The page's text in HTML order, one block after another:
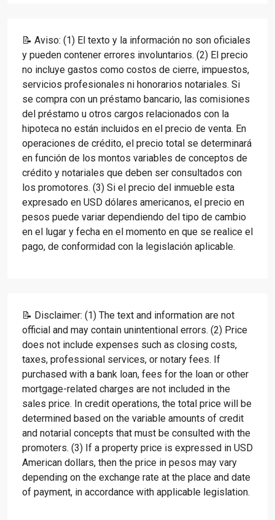
📝 Aviso: (1) El texto y la información no son oficiales
y pueden contener errores involuntarios. (2) El precio
no incluye gastos como costos de cierre, impuestos,
servicios profesionales ni honorarios notariales. Si
se compra con un préstamo bancario, las comisiones
del préstamo u otros cargos relacionados con la
hipoteca no están incluidos en el precio de venta. En
operaciones de crédito, el precio total se determinará
en función de los montos variables de conceptos de
crédito y notariales que deben ser consultados con
los promotores. (3) Si el precio del inmueble esta
expresado en USD dólares americanos, el precio en
pesos puede variar dependiendo del tipo de cambio
en el lugar y fecha en el momento en que se realice el
pago, de conformidad con la legislación aplicable.
📝 Disclaimer: (1) The text and information are not
official and may contain unintentional errors. (2) Price
does not include expenses such as closing costs,
taxes, professional services, or notary fees. If
purchased with a bank loan, fees for the loan or other
mortgage-related charges are not included in the
sales price. In credit operations, the total price will be
determined based on the variable amounts of credit
and notarial concepts that must be consulted with the
promoters. (3) If a property price is expressed in USD
American dollars, then the price in pesos may vary
depending on the exchange rate at the place and date
of payment, in accordance with applicable legislation.